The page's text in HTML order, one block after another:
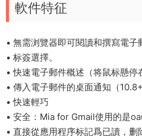
軟件特征
• 無需浏覽器即可閱讀和撰寫電子
• 标簽選擇。
• 快速電子郵件概述（将鼠标懸停
• 傳入電子郵件的桌面通知（10.8+
• 快速輕巧
• 安全：Mia for Gmail使用的是
• 直接從應用程序标記爲已讀，删